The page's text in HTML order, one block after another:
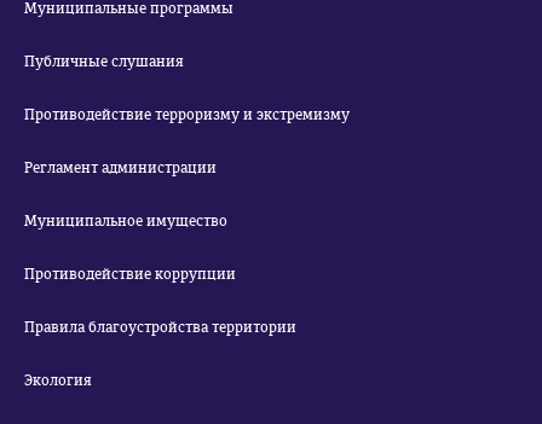
Муниципальные программы
Публичные слушания
Противодействие терроризму и экстремизму
Регламент администрации
Муниципальное имущество
Противодействие коррупции
Правила благоустройства территории
Экология